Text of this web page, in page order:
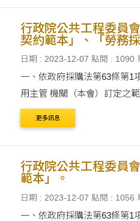
行政院公共工程委員
契約範本」、「勞務
「統包工程採購契約
證專案統包工 程採購
工程技術服務契約範
管理契約範本」、「
本」、「災害搶險搶
「災後復建工程 設計
契約範本」、「媒體
「勞動派遣 採購契約
登載於本會網站（進
https://
招標相關文件
日期 : 2023-12-07 點閱 : 1090
一、依政府採購法第63條第1
用主管 機關（本會）訂定之範本為原則
內容對照表，並同步公開於工
更多訊息
行政院公共工程委員
範本」。
日期 : 2023-12-07 點閱 : 1056
一、依政府採購法第63條第1